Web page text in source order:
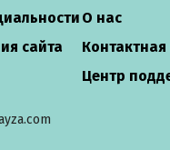
сайта
О нас
Центр